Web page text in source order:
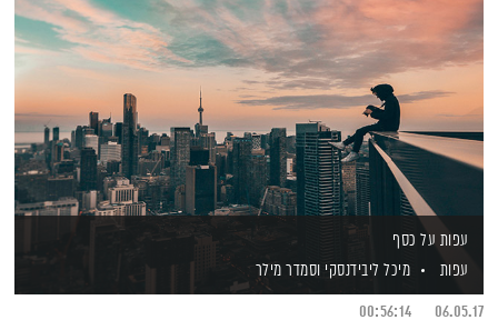
עפות על כסף
עפות
מיכל ליבידנסקי וסמדר מילר
06.05.17
00:56:14